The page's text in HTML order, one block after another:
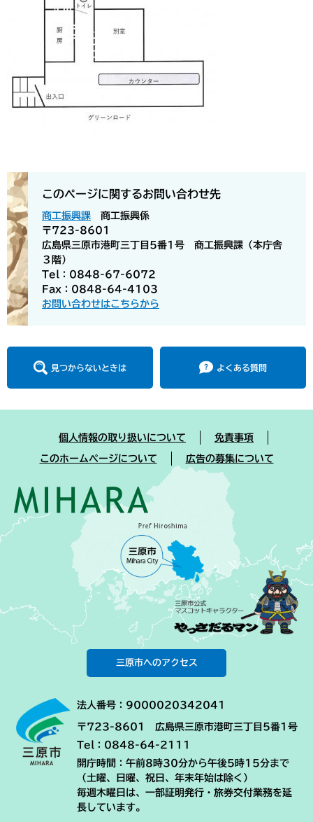
このページに関するお問い合わせ先
商工振興課
商工振興係
〒723-8601
広島県三原市港町三丁目5番1号 商工振興課（本庁舎
３階）
Tel：0848-67-6072
Fax：0848-64-4103
お問い合わせはこちらから
見つからないときは よくある質問
個人情報の取り扱いについて 免責事項
このホームページについて 広告の募集について
三原市へのアクセス
法人番号：9000020342041
〒723-8601 広島県三原市港町三丁目5番1号
Tel：0848-64-2111
開庁時間：午前8時30分から午後5時15分まで
（土曜、日曜、祝日、年末年始は除く）
毎週木曜日は、一部証明発行・旅券交付業務を延
長しています。